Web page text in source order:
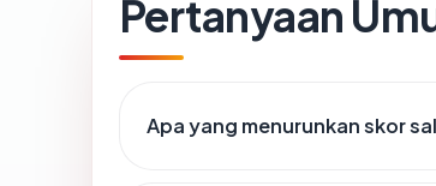
Pertanyaan
Apa yang menurunkan skor